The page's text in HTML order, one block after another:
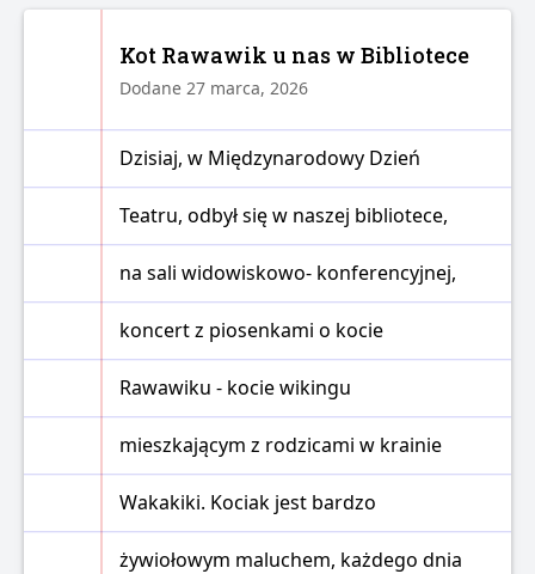
Kot Rawawik u nas w Bibliotece
Dodane 27 marca, 2026
Dzisiaj, w Międzynarodowy Dzień
Teatru, odbył się w naszej bibliotece,
na sali widowiskowo- konferencyjnej,
koncert z piosenkami o kocie
Rawawiku - kocie wikingu
mieszkającym z rodzicami w krainie
Wakakiki. Kociak jest bardzo
żywiołowym maluchem, każdego dnia